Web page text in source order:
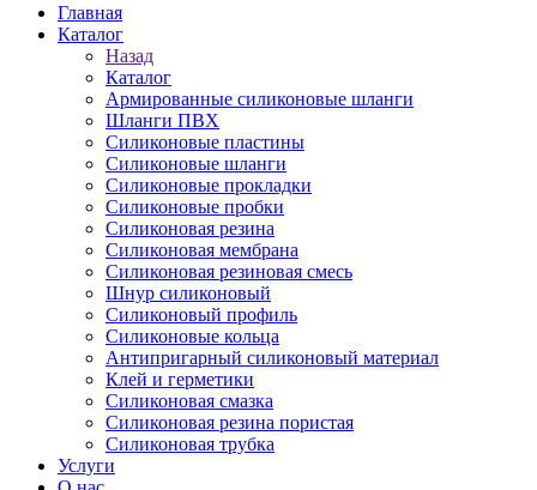
Главная
Каталог
Назад
Каталог
Армированные силиконовые шланги
Шланги ПВХ
Силиконовые пластины
Силиконовые шланги
Силиконовые прокладки
Силиконовые пробки
Силиконовая резина
Силиконовая мембрана
Силиконовая резиновая смесь
Шнур силиконовый
Силиконовый профиль
Силиконовые кольца
Антипригарный силиконовый материал
Клей и герметики
Силиконовая смазка
Силиконовая резина пористая
Силиконовая трубка
Услуги